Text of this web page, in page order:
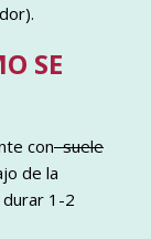
SE
consuele
de la
durar 1-2